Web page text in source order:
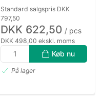
Standard salgspris DKK
797,50
DKK 622,50 / pcs
DKK 498,00 ekskl. moms
Køb nu
På lager